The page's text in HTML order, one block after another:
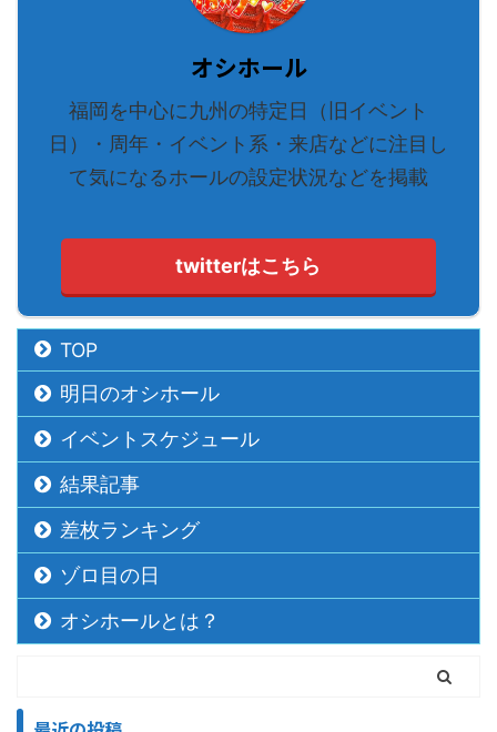
オシホール
福岡を中心に九州の特定日（旧イベント
日）・周年・イベント系・来店などに注目し
て気になるホールの設定状況などを掲載
twitterはこちら
TOP
明日のオシホール
イベントスケジュール
結果記事
差枚ランキング
ゾロ目の日
オシホールとは？